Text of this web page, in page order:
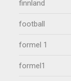
finnland
football
formel 1
formel1